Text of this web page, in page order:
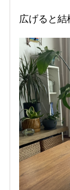
広げると結